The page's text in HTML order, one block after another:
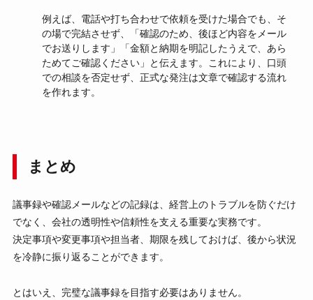
例えば、電話や打ち合わせで依頼を受けた場合でも、そ
の場で完結させず、「確認のため、後ほど内容をメール
でお送りします」「金額と納期を明記したうえで、あら
ためてご確認ください」と伝えます。これにより、口頭
での相談を否定せず、正式な発注は文章で確認する流れ
を作れます。
まとめ
議事録や確認メールなどの記録は、経営上のトラブルを防ぐだけ
でなく、会社の透明性や信頼性を支える重要な実務です。
決定事項や変更事項や担当者、期限を残しておけば、後から状況
を冷静に振り返ることができます。
とはいえ、完璧な議事録を目指す必要はありません。